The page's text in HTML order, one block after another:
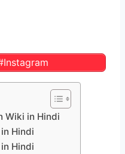
Wiki in Hindi
Hindi
Hindi